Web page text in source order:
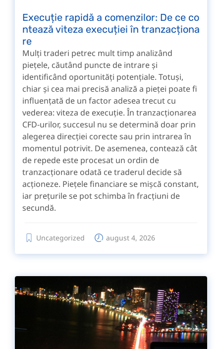
Execuție rapidă a comenzilor: De ce co
ntează viteza execuției în tranzacționa
re
Mulți traderi petrec mult timp analizând
piețele, căutând puncte de intrare și
identificând oportunități potențiale. Totuși,
chiar și cea mai precisă analiză a pieței poate fi
influențată de un factor adesea trecut cu
vederea: viteza de execuție. În tranzacționarea
CFD-urilor, succesul nu se determină doar prin
alegerea direcției corecte sau prin intrarea în
momentul potrivit. De asemenea, contează cât
de repede este procesat un ordin de
tranzacționare odată ce traderul decide să
acționeze. Piețele financiare se mișcă constant,
iar prețurile se pot schimba în fracțiuni de
secundă.
Uncategorized august 4, 2026